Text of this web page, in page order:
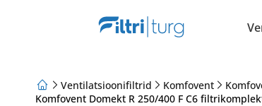
Ventilatsioonifiltrid Komfovent
Komfovent Domekt R 250/400 F C6